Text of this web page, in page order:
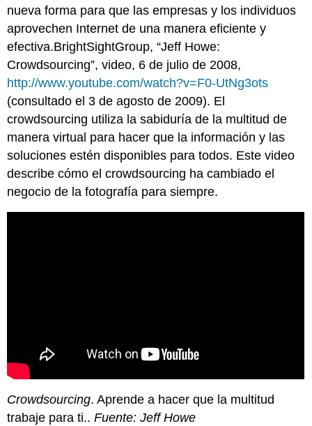
nueva forma para que las empresas y los individuos
aprovechen Internet de una manera eficiente y
efectiva.BrightSightGroup, “Jeff Howe:
Crowdsourcing”, video, 6 de julio de 2008,
http://www.youtube.com/watch?v=F0-UtNg3ots
(consultado el 3 de agosto de 2009). El
crowdsourcing utiliza la sabiduría de la multitud de
manera virtual para hacer que la información y las
soluciones estén disponibles para todos. Este video
describe cómo el crowdsourcing ha cambiado el
negocio de la fotografía para siempre.
Crowdsourcing. Aprende a hacer que la multitud
trabaje para ti..Fuente: Jeff Howe